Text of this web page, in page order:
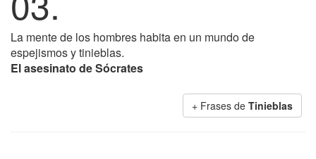
La mente de los hombres habita en un mundo de
espejismos y tinieblas.
El asesinato de Sócrates
+ Frases de Tinieblas